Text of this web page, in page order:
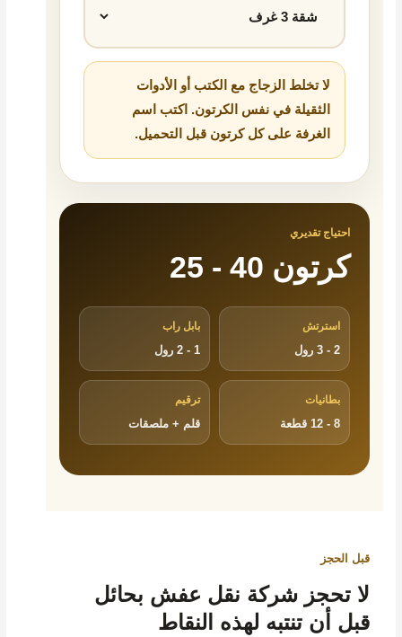
لا تخلط الزجاج مع الكتب أو الأدوات
الثقيلة في نفس الكرتون. اكتب اسم
الغرفة على كل كرتون قبل التحميل.
احتياج تقديري
25 - 40 كرتون
استرتش
2 - 3 رول
بابل راب
1 - 2 رول
بطانيات
8 - 12 قطعة
ترقيم
قلم + ملصقات
قبل الحجز
لا تحجز شركة نقل عفش بحائل
قبل أن تنتبه لهذه النقاط